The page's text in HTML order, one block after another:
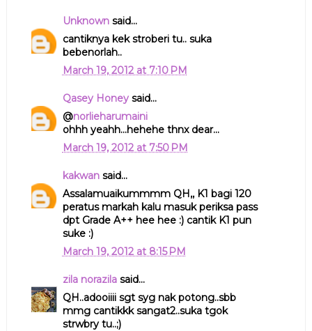
Unknownsaid...
cantiknya kek stroberi tu.. suka
bebenorlah..
March 19, 2012 at 7:10 PM
Qasey Honeysaid...
@norlieharumaini
ohhh yeahh...hehehe thnx dear...
March 19, 2012 at 7:50 PM
kakwansaid...
Assalamuaikummmm QH,, K1 bagi 120
peratus markah kalu masuk periksa pass
dpt Grade A++ hee hee :) cantik K1 pun
suke :)
March 19, 2012 at 8:15 PM
zila norazilasaid...
QH..adooiiii sgt syg nak potong..sbb
mmg cantikkk sangat2..suka tgok
strwbry tu..;)